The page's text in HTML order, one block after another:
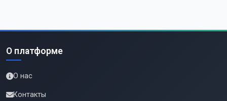
О платформе
О нас
Контакты